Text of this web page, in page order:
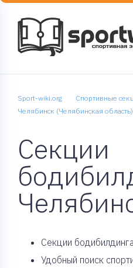
Sport-wiki.org
Спортивные
Челябинск (Челябинская область)
Секции
Cекции
Удобный поиск